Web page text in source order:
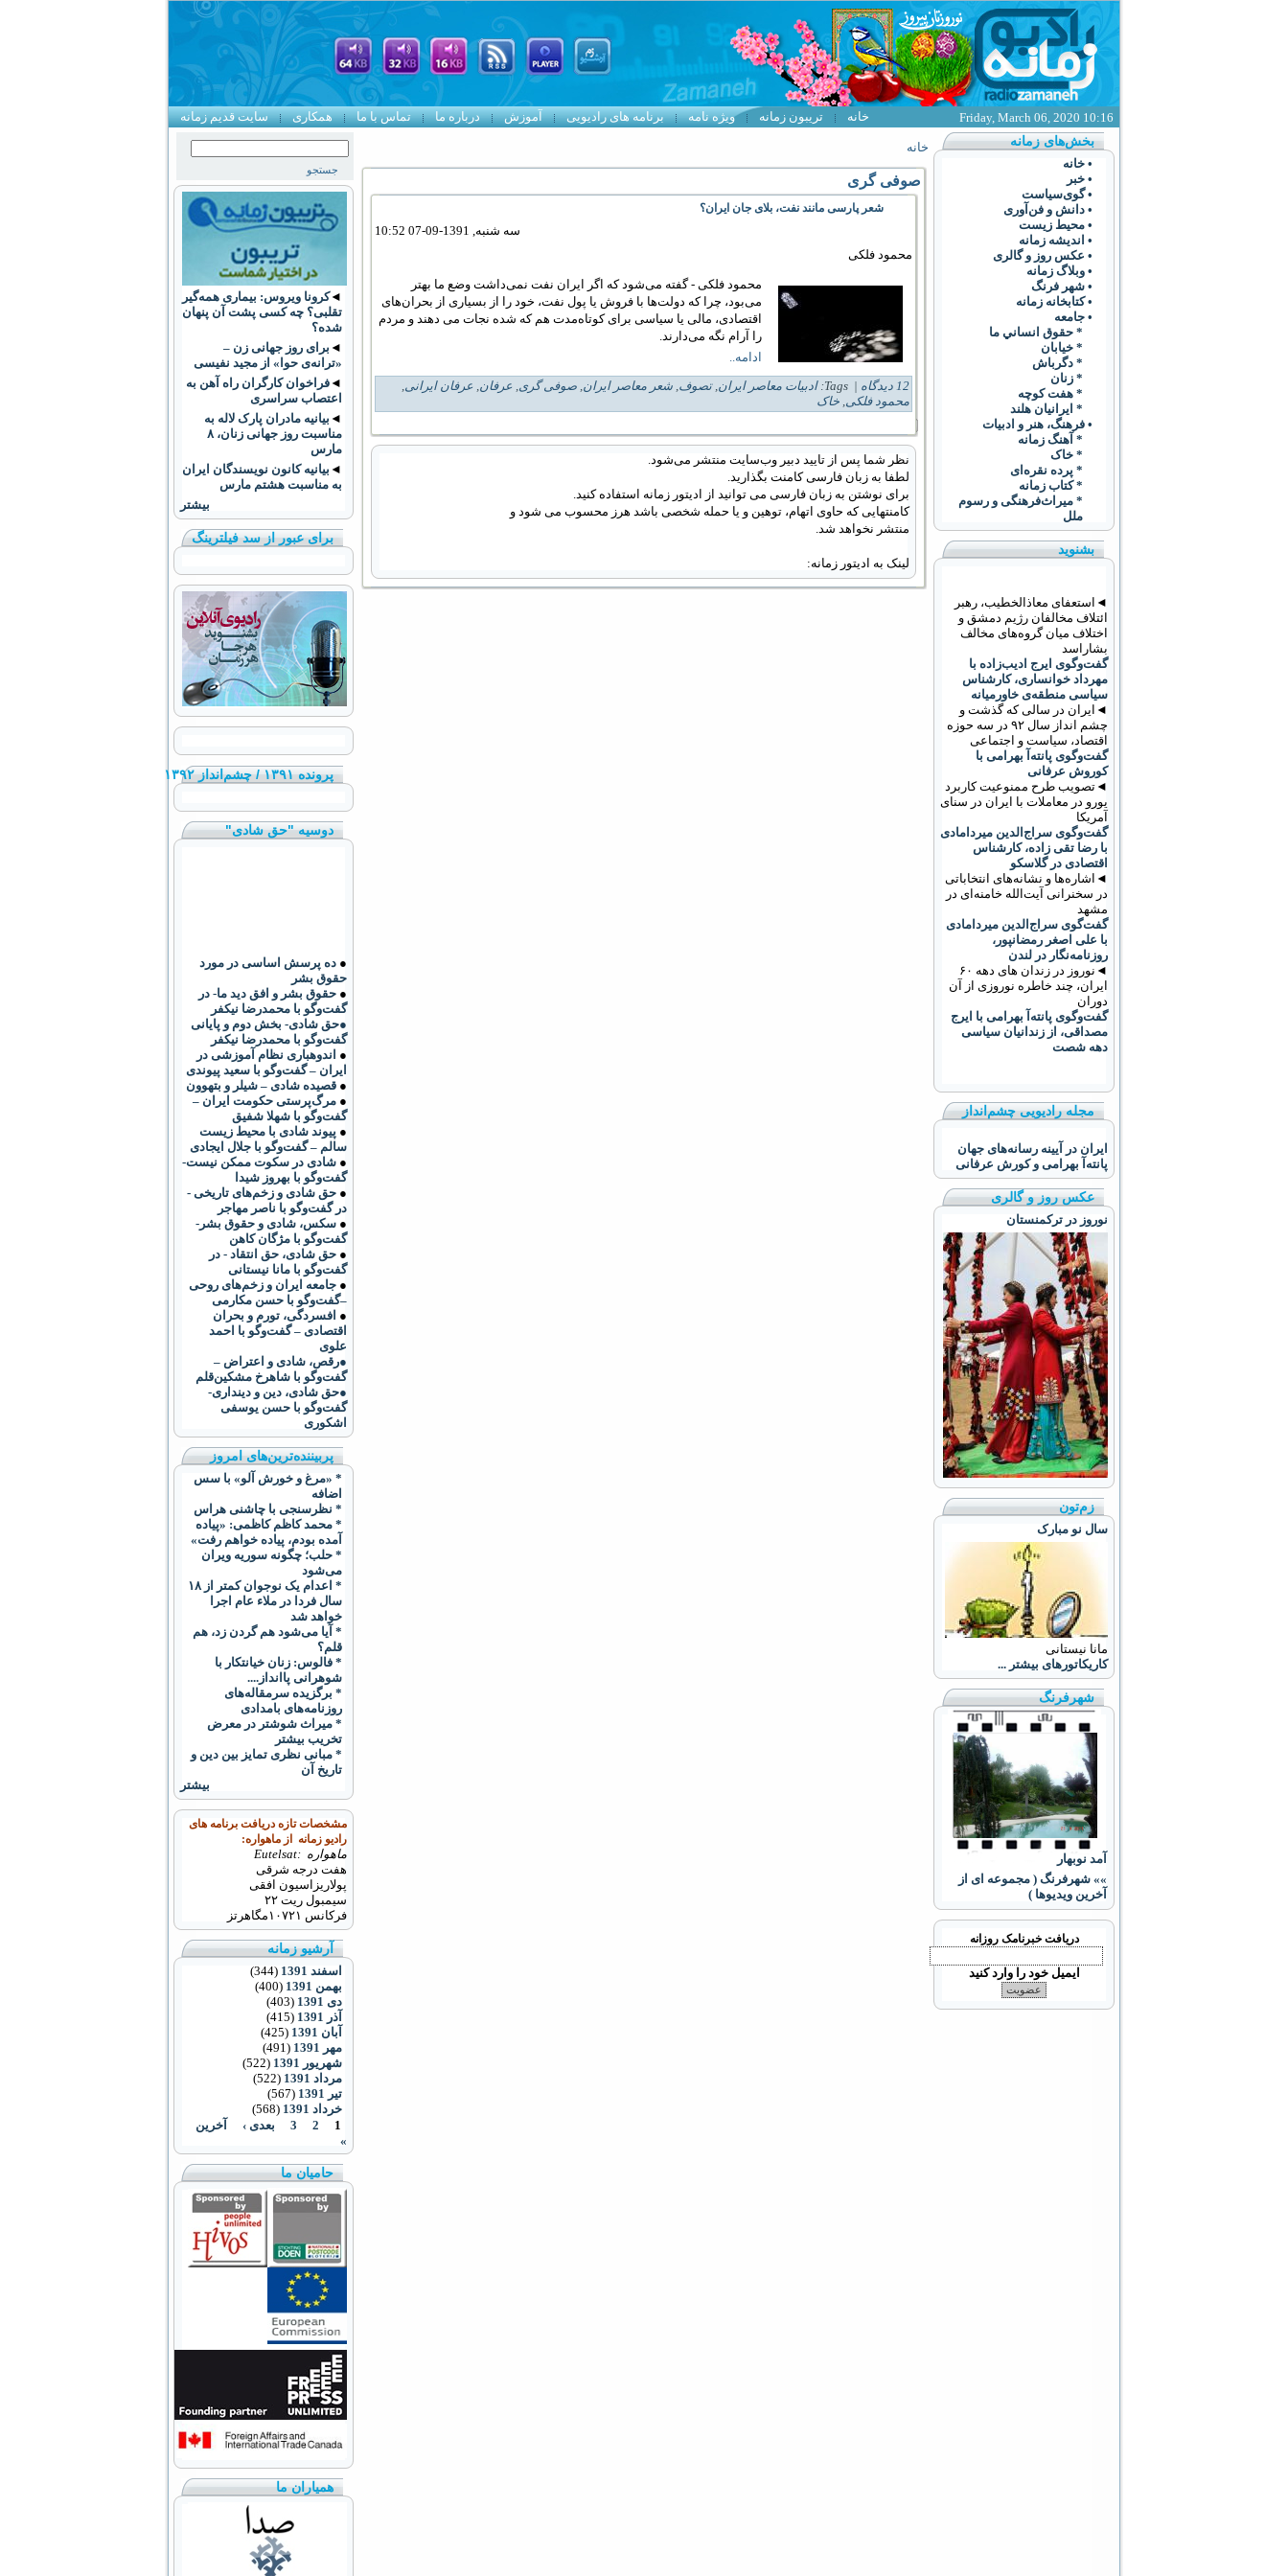
سایت قدیم زمانه همکاری تماس با ما درباره ما آموزش برنامه های رادیویی ویژه نامه تریبون زمانه خانه
بخش‌های زمانه
• خانه
• خبر
• گوی‌سياست
• دانش و فن‌آوری
• محیط زیست
• انديشه زمانه
• عکس روز و گالری
• وبلاگ زمانه
• شهر فرنگ
• کتابخانه زمانه
• جامعه
* حقوق انساني ما
* خيابان
* دگرباش
* زنان
* هفت کوچه
* ايرانيان هلند
• فرهنگ،‌ هنر و ادبيات
* آهنگ زمانه
* خاک
* پرده نقره‌ای
* کتاب زمانه
* ميراث‌فرهنگی و رسوم
ملل
بشنوید
◄استعفای معاذالخطیب، رهبر
ائتلاف مخالفان رژیم دمشق و
اختلاف میان گروه‌های مخالف
بشاراسد
گفت‌وگوی ایرج ادیب‌زاده با
مهرداد خوانساری، کارشناس
سیاسی منطقه‌ی خاورمیانه
◄ایران در سالی که گذشت و
چشم انداز سال ۹۲ در سه حوزه
اقتصاد، سیاست و اجتماعی
گفت‌وگوی پانته‌آ بهرامی با
کوروش عرفانی
◄تصویب طرح ممنوعیت کاربرد
يورو در معاملات با ايران در سنای
آمریکا
گفت‌وگوی سراج‌الدین میردامادی
با رضا تقی زاده، کارشناس
اقتصادی در گلاسکو
◄اشاره‌ها و نشانه‌های انتخاباتی
در سخنرانی آیت‌الله خامنه‌ای در
مشهد
گفت‌گوی سراج‌الدین میردامادی
با علی اصغر رمضانپور،
روزنامه‌نگار در لندن
◄نوروز در زندان های دهه ۶۰
ایران، چند خاطره نوروزی از آن
دوران
گفت‌وگوی پانته‌آ بهرامی با ایرج
مصداقی، از زندانیان سیاسی
دهه شصت
مجله رادیویی چشم‌انداز
ایران در آیینه رسانه‌های جهان
پانته‌آ بهرامی و کورش عرفانی
عکس روز و گالری
نوروز در ترکمنستان
زم‌تون
سال نو مبارک
مانا نیستانی
کاریکاتورهای بیشتر ...
شهرفرنگ
آمد نوبهار
»» شهرفرنگ ( مجموعه ای از
آخرین ویدیوها )
Friday, March 06, 2020 10:16
دریافت خبرنامک روزانه
ایمیل خود را وارد کنید
خانه
صوفی گری
شعر پارسی مانند نفت، بلای جان ایران؟
سه شنبه, 1391-09-07 10:52
محمود فلکی
محمود فلکی - گفته می‌شود که اگر ایران نفت نمی‌داشت وضع ما بهتر
می‌بود، چرا که دولت‌ها با فروش یا پول نفت، خود را از بسیاری از بحران‌های
اقتصادی، مالی یا سیاسی برای کوتاه‌مدت هم که شده نجات می دهند و مردم
را آرام نگه می‌دارند.
ادامه..
12 دیدگاه
| Tags: ادبیات معاصر ایران,تصوف, شعر معاصر ایران, صوفی گری, عرفان, عرفان ایرانی,
محمود فلکی, خاک
نظر شما پس از تایید دبیر وب‌سایت منتشر می‌شود.
لطفا به زبان فارسی کامنت بگذارید.
برای نوشتن به زبان فارسی می توانید از ادیتور زمانه استفاده کنید.
کامنتهایی که حاوی اتهام، توهین و یا حمله شخصی باشد هرز محسوب می شود و
منتشر نخواهد شد.
لینک به ادیتور زمانه:
◄کرونا ویروس: بیماری همه‌گیر
تقلبی؟ چه کسی پشت آن پنهان
شده؟
◄ برای روز جهانی زن –
«ترانه‌ی حوا» از مجید نفیسی
◄ فراخوان کارگران راه آهن به
اعتصاب سراسری
◄ بیانیه مادران پارک لاله به
مناسبت روز جهانی زنان، ۸
مارس
◄ بیانیه کانون نویسندگان ایران
به مناسبت هشتم مارس
بیشتر
برای عبور از سد فیلترینگ
پرونده ۱۳۹۱ / چشم‌انداز ۱۳۹۲
دوسیه "حق شادی"
● ده پرسش اساسی در مورد
حقوق بشر
● حقوق بشر و افق دید ما- در
گفت‌وگو با محمدرضا نیکفر
●حق شادی- بخش دوم و پایانی
گفت‌وگو با محمدرضا نیکفر
● اندوهباری نظام آموزشی در
ایران – گفت‌وگو با سعید پیوندی
● قصیده شادی – شیلر و بتهوون
● مرگ‌پرستی حکومت ایران –
گفت‌وگو با شهلا شفیق
● پیوند شادی با محیط زیست
سالم – گفت‌وگو با جلال ایجادی
● شادی در سکوت ممکن نیست-
گفت‌وگو با بهروز شیدا
● حق شادی و زخم‌های تاریخی -
در گفت‌وگو با ناصر مهاجر
● سکس، شادی و حقوق بشر-
گفت‌وگو با مژگان کاهن
● حق شادی، حق انتقاد - در
گفت‌وگو با مانا نیستانی
● جامعه ایران و زخم‌های روحی
–گفت‌وگو با حسن مکارمی
● افسردگی، تورم و بحران
اقتصادی – گفت‌وگو با احمد
علوی
●رقص، شادی و اعتراض –
گفت‌و‌گو با شاهرخ مشکین‌قلم
●حق شادی، دین و دینداری-
گفت‌وگو با حسن یوسفی
اشکوری
پربیننده‌ترین‌های امروز
* «مرغ و خورش آلو» با سس
اضافه
* نظرسنجی با چاشنی هراس
* محمد کاظم کاظمی: «پیاده
آمده بودم، پیاده خواهم رفت»
* حلب؛ چگونه سوریه ویران
می‌شود
* اعدام يک نوجوان کمتر از ۱۸
سال فردا در ملاء عام اجرا
خواهد شد
* آیا می‌شود هم گردن زد، هم
قلم؟
* فالوس: زنان خیانتکار با
شوهرانی پا‌انداز....
* برگزیده سرمقاله‌های
روزنامه‌های بامدادی
* میراث شوشتر در معرض
تخریب بیشتر
* مبانی نظری تمایز بین دین و
تاریخ آن
بیشتر
مشخصات تازه دریافت برنامه های
رادیو زمانه از ماهواره:
ماهواره :Eutelsat
هفت درجه شرقی
پولاریزاسیون افقی
سیمبول ریت ۲۲
فرکانس ۱۰۷۲۱ مگاهرتز
آرشیو زمانه
اسفند 1391
(344)
بهمن 1391
(400)
دی 1391
(403)
آذر 1391
(415)
آبان 1391
(425)
مهر 1391
(491)
شهریور 1391
(522)
مرداد 1391
(522)
تیر 1391
(567)
خرداد 1391
(568)
1
2
3 بعدی ›
آخرین
»
حامیان ما
همیاران ما